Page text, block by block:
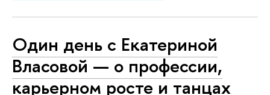
Один день с Екатериной
Власовой — о профессии,
карьерном росте и танцах